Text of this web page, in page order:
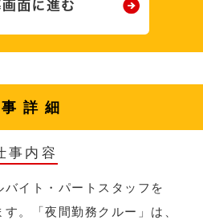
詳細
事内容
イト・パートスタッフを
す。「夜間勤務クルー」は、